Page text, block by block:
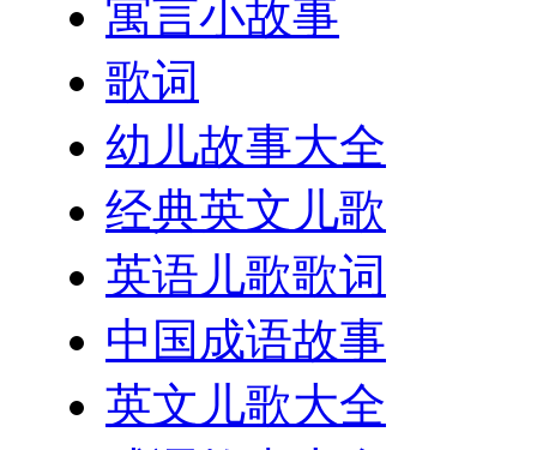
寓言小故事
歌词
幼儿故事大全
经典英文儿歌
英语儿歌歌词
中国成语故事
英文儿歌大全